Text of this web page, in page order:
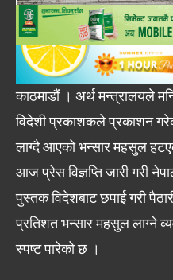
काठमाडौं । अर्थ मन्त्रालयले
विदेशी प्रकाशकले प्रकाशन
लाग्दै आएको भन्सार महसुल
आज प्रेस विज्ञप्ति जारी गरी
पुस्तक विदेशबाट छपाई गरी
प्रतिशत भन्सार महसुल लाग्ने
स्पष्ट पारेको छ ।